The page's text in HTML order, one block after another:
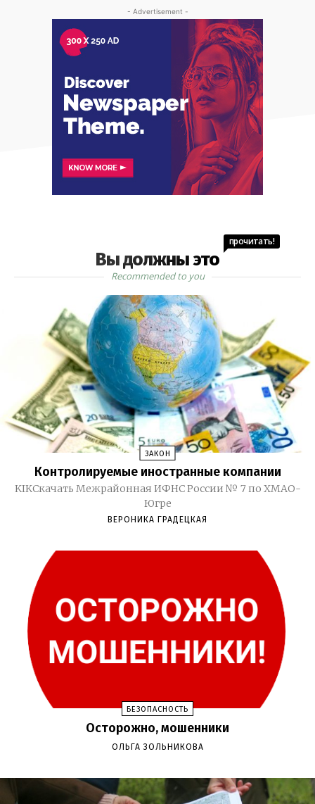
- Advertisement -
Вы должны это
прочитать!
Recommended to you
ЗАКОН
Контролируемые иностранные компании
KIKСкачать Межрайонная ИФНС России № 7 по ХМАО-
Югре
ВЕРОНИКА ГРАДЕЦКАЯ
БЕЗОПАСНОСТЬ
Осторожно, мошенники
ОЛЬГА ЗОЛЬНИКОВА